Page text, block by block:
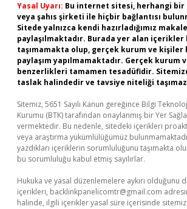
Yasal Uyarı: Bu internet sitesi, herhangi bir
veya şahıs şirketi ile hiçbir bağlantısı
Sitede yalnızca kendi hazırladığımız
paylaşılmaktadır. Burada yer alan
taşımamakta olup, gerçek kurum ve kişiler
paylaşım yapılmamaktadır. Gerçek kurum
benzerlikleri tamamen tesadüfidir.
taslak halindedir ve tavsiye niteliği
Sitemiz, 5651 Sayılı Kanun gereğince Bilgi
Kurumu (BTK) tarafından onaylanmış bir Yer
vermektedir. Bu nedenle, sitedeki içerikleri
veya araştırma yükümlülüğümüz
yazdıkları içeriklerin sorumluluğunu taşımakta
bu sorumluluğu kabul etmiş sayılırlar.
Hukuka ve yasal düzenlemelere aykırı olduğunu
içerikleri, backlinkpanelicomtr@gmail.com
halinde, ilgili içerikler yasal süre içerisinde